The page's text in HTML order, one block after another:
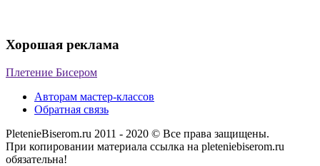
Хорошая реклама
Плетение Бисером
Авторам мастер-классов
Обратная связь
PletenieBiserom.ru 2011 - 2020 © Все права защищены.
При копировании материала ссылка на pleteniebiserom.ru
обязательна!